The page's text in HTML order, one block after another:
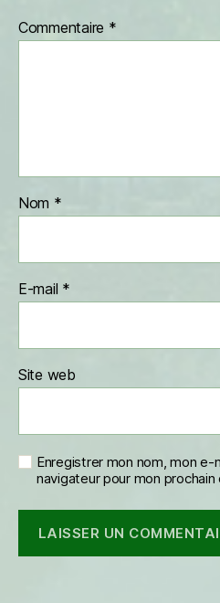
Commentaire *
Nom *
E-mail *
Site web
Enregistrer mon nom, mon
navigateur pour mon